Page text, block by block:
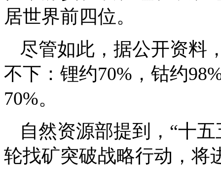
居世界前四位。
尽管如此，据公开资料
不下：锂约70%，钴约
70%。
自然资源部提到，“十
轮找矿突破战略行动，将